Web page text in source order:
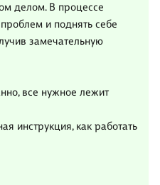
делом. В процессе
и поднять себе
замечательную
все нужное лежит
инструкция, как работать